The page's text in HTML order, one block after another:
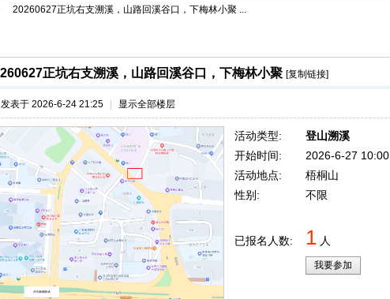
索
20260627正坑右支溯溪，山路回溪谷口，下梅林小聚 ...
正坑右支溯溪，山路回溪谷口，下梅林小聚 [复制链接]
发表于 2026-6-24 21:25 显示全部楼层
活动类型:
登山溯溪
开始时间:
2026-6-27 10:00
活动地点:
梧桐山
性别:
不限
已报名人数: 1 人
我要参加